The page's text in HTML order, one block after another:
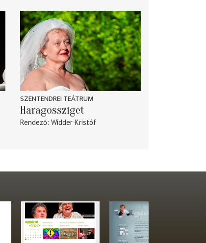
SZENTENDREI TEÁTRUM
Haragossziget
Rendező Widder Kristóf